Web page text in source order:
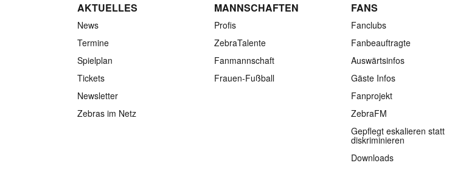
AKTUELLES
News
Termine
Spielplan
Tickets
Newsletter
Zebras im Netz
MANNSCHAFTEN
Profis
ZebraTalente
Fanmannschaft
Frauen-Fußball
FANS
Fanclubs
Fanbeauftragte
Auswärtsinfos
Gäste Infos
Fanprojekt
ZebraFM
Gepflegt eskalieren statt
diskriminieren
Downloads